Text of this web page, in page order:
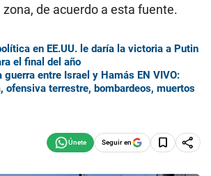
de acuerdo a esta fuente.
en EE.UU. le daría la victoria a Putin
el final del año
guerra entre Israel y Hamás EN VIVO:
ofensiva terrestre, bombardeos, muertos
Seguir en